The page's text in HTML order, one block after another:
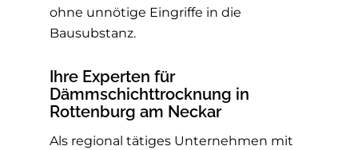
ohne unnötige Eingriffe in die
Bausubstanz.
Ihre Experten für
Dämmschichttrocknung in
Rottenburg am Neckar
Als regional tätiges Unternehmen mit